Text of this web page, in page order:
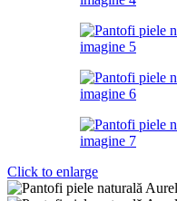
Click to enlarge